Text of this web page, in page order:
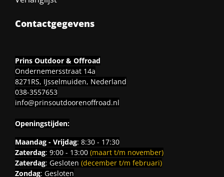
Contactgegevens
Prins Outdoor & Offroad
Ondernemersstraat 14a
8271RS, IJsselmuiden, Nederland
038-3557653
info@prinsoutdoorenoffroad.nl
Openingstijden:
Maandag - Vrijdag: 8:30 - 17:30
Zaterdag: 9:00 - 13:00 (maart t/m november)
Zaterdag: Gesloten (december t/m februari)
Zondag: Gesloten